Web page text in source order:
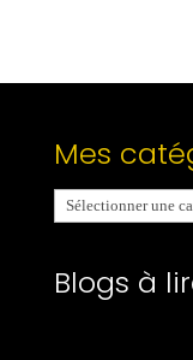
Mes
Mes
catégories
Blogs à